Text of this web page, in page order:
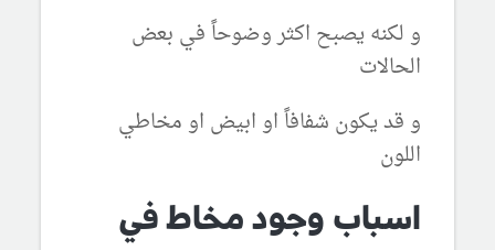
و لكنه يصبح اكثر وضوحاً في بعض
الحالات
و قد يكون شفافاً او ابيض او مخاطي
اللون
اسباب وجود مخاط في